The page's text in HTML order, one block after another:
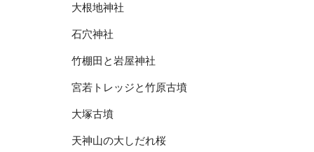
大根地神社
石穴神社
竹棚田と岩屋神社
宮若トレッジと竹原古墳
大塚古墳
天神山の大しだれ桜